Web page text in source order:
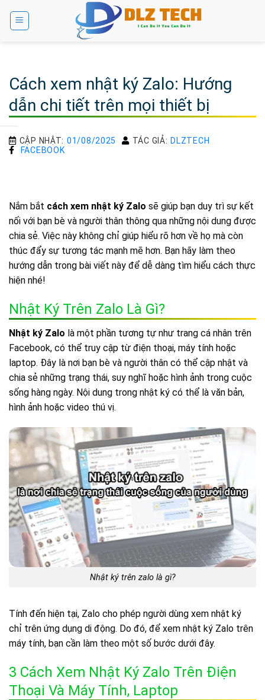
Cách xem nhật ký Zalo: Hướng
dẫn chi tiết trên mọi thiết bị
CẬP NHẬT: 01/08/2025 TÁC GIẢ: DLZTECH
FACEBOOK
Nắm bắt cách xem nhật ký Zalo sẽ giúp bạn duy trì sự kết
nối với bạn bè và người thân thông qua những nội dung được
chia sẻ. Việc này không chỉ giúp hiểu rõ hơn về họ mà còn
thúc đẩy sự tương tác mạnh mẽ hơn. Bạn hãy làm theo
hướng dẫn trong bài viết này để dễ dàng tìm hiểu cách thực
hiện nhé!
Nhật Ký Trên Zalo Là Gì?
Nhật ký Zalo là một phần tương tự như trang cá nhân trên
Facebook, có thể truy cập từ điện thoại, máy tính hoặc
laptop. Đây là nơi bạn bè và người thân có thể cập nhật và
chia sẻ những trạng thái, suy nghĩ hoặc hình ảnh trong cuộc
sống hàng ngày. Nội dung trong nhật ký có thể là văn bản,
hình ảnh hoặc video thú vị.
Nhật ký trên zalo là gì?
Tính đến hiện tại, Zalo cho phép người dùng xem nhật ký
chỉ trên ứng dụng di động. Do đó, để xem nhật ký Zalo trên
máy tính, bạn cần làm theo một số bước dưới đây.
3 Cách Xem Nhật Ký Zalo Trên Điện
Thoại Và Máy Tính, Laptop